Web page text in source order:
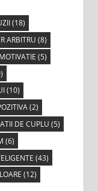
(18)
ARBITRU (8)
MOTIVATIE (5)
(10)
(2)
DE CUPLU (5)
(6)
(43)
(12)